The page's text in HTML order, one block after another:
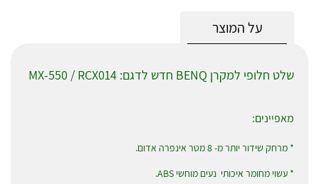
על המוצר
שלט חלופי למקרן BENQ חדש לדגם: MX-550 / RCX014
מאפיינים:
* מרחק שידור יותר מ- 8 מטר אינפרה אדום.
* עשוי מחומר איכותי נעים מוחשי ABS.